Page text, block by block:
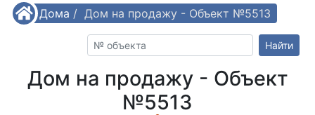
/ Дома / Дом на продажу - Объект №5513
Найти
Дом на продажу - Объект
№5513